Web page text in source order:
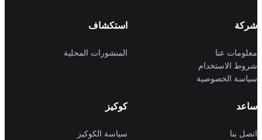
شركة
معلومات عنا
شروط الاستخدام
سياسة الخصوصية
استكشاف
المنشورات المحلية
ساعد
اتصل بنا
كوكيز
سياسة الكوكيز